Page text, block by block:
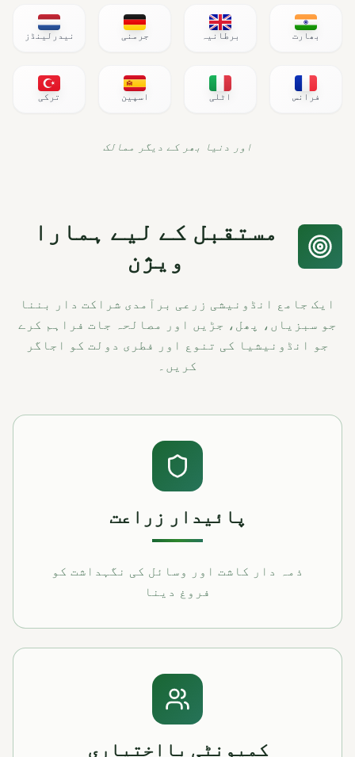
بھارت برطانیہ جرمنی نیدرلینڈز
فرانس اٹلی اسپین ترکی
اور دنیا بھر کے دیگر ممالک
مستقبل کے لیے ہمارا
ویژن
ایک جامع انڈونیشی زرعی برآمدی شراکت دار بننا
جو سبزیاں، پھل، جڑیں اور مصالحہ جات فراہم کرے
جو انڈونیشیا کی تنوع اور فطری دولت کو اجاگر
کریں۔
پائیدار زراعت
ذمہ دار کاشت اور وسائل کی نگہداشت کو
فروغ دینا
کمیونٹی بااختیاری